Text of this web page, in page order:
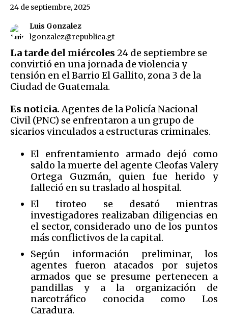
Luis Gonzalez
lgonzalez@republica.gt
24 de septiembre, 2025
La tarde del miércoles 24 de septiembre se
convirtió en una jornada de violencia y
tensión en el Barrio El Gallito, zona 3 de la
Ciudad de Guatemala.
Es noticia.Agentes de la Policía Nacional
Civil (PNC) se enfrentaron a un grupo de
sicarios vinculados a estructuras criminales.
El enfrentamiento armado dejó como
saldo la muerte del agente Cleofas Valery
Ortega Guzmán, quien fue herido y
falleció en su traslado al hospital.
El tiroteo se desató mientras
investigadores realizaban diligencias en
el sector, considerado uno de los puntos
más conflictivos de la capital.
Según información preliminar, los
agentes fueron atacados por sujetos
armados que se presume pertenecen a
pandillas y a la organización de
narcotráfico conocida como Los
Caradura.